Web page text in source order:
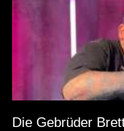
Die Gebrüder